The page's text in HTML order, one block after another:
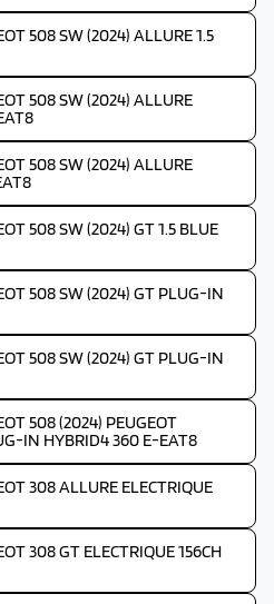
508 SW (2024) ALLURE 1.5
508 SW (2024) ALLURE
508 SW (2024) ALLURE
508 SW (2024) GT 1.5 BLUE
508 SW (2024) GT PLUG-IN
508 SW (2024) GT PLUG-IN
508 (2024) PEUGEOT
IN HYBRID4 360 E-EAT8
308 ALLURE ELECTRIQUE
308 GT ELECTRIQUE 156CH